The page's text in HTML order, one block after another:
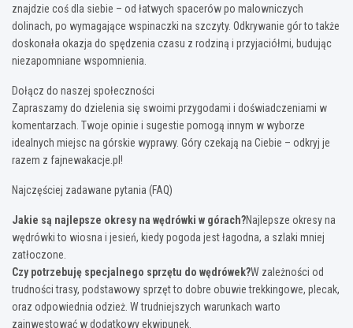
znajdzie coś dla siebie – od łatwych spacerów po malowniczych
dolinach, po wymagające wspinaczki na szczyty. Odkrywanie gór to także
doskonała okazja do spędzenia czasu z rodziną i przyjaciółmi, budując
niezapomniane wspomnienia.
Dołącz do naszej społeczności
Zapraszamy do dzielenia się swoimi przygodami i doświadczeniami w
komentarzach. Twoje opinie i sugestie pomogą innym w wyborze
idealnych miejsc na górskie wyprawy. Góry czekają na Ciebie – odkryj je
razem z fajnewakacje.pl!
Najczęściej zadawane pytania (FAQ)
Jakie są najlepsze okresy na wędrówki w górach?Najlepsze okresy na
wędrówki to wiosna i jesień, kiedy pogoda jest łagodna, a szlaki mniej
zatłoczone.
Czy potrzebuję specjalnego sprzętu do wędrówek?W zależności od
trudności trasy, podstawowy sprzęt to dobre obuwie trekkingowe, plecak,
oraz odpowiednia odzież. W trudniejszych warunkach warto
zainwestować w dodatkowy ekwipunek.